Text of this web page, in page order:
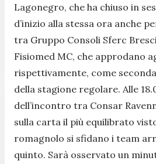
Lagonegro, che ha chiuso in
d’inizio alla stessa ora anche
tra Gruppo Consoli Sferc
Fisiomed MC, che approdano
rispettivamente, come
della stagione regolare. Alle
dell’incontro tra Consar
sulla carta il più equilibrato
romagnolo si sfidano i team
quinto. Sarà osservato un